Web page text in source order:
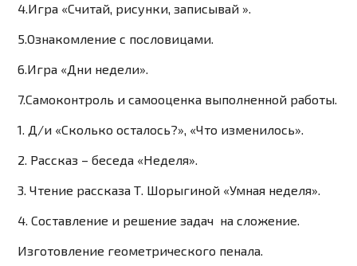
4.Игра «Считай, рисунки, записывай ».
5.Ознакомление с пословицами.
6.Игра «Дни недели».
7.Самоконтроль и самооценка выполненной работы.
1. Д/и «Сколько осталось?», «Что изменилось».
2. Рассказ – беседа «Неделя».
3. Чтение рассказа Т. Шорыгиной «Умная неделя».
4. Составление и решение задач на сложение.
Изготовление геометрического пенала.